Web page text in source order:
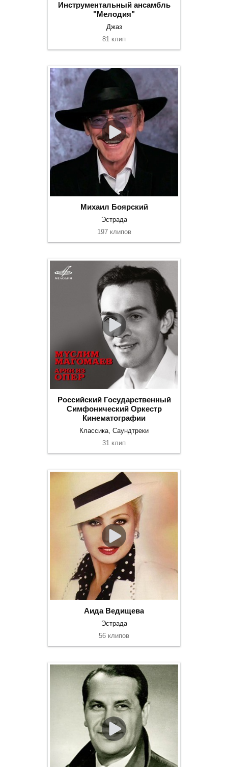
Инструментальный ансамбль
"Мелодия"
Джаз
81 клип
Михаил Боярский
Эстрада
197 клипов
Российский Государственный
Симфонический Оркестр
Кинематографии
Классика, Саундтреки
31 клип
Аида Ведищева
Эстрада
56 клипов